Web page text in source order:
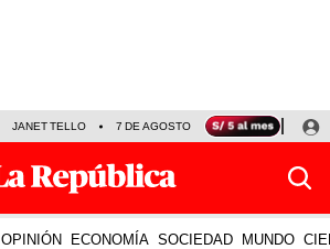
JANET TELLO 7 DE AGOSTO TINKA RESULTADOS
OPINIÓN ECONOMÍA SOCIEDAD MUNDO